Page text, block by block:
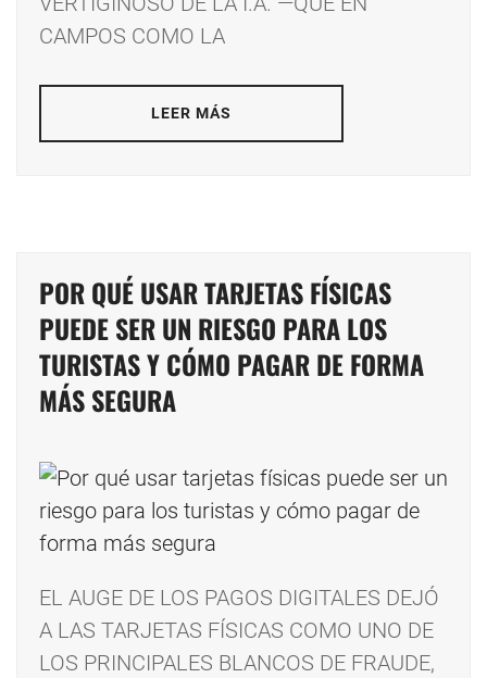
CAMPOS COMO LA
LEER MÁS
POR QUÉ USAR TARJETAS FÍSICAS
PUEDE SER UN RIESGO PARA LOS
TURISTAS Y CÓMO PAGAR DE FORMA
MÁS SEGURA
EL AUGE DE LOS PAGOS DIGITALES DEJÓ
A LAS TARJETAS FÍSICAS COMO UNO DE
LOS PRINCIPALES BLANCOS DE FRAUDE,